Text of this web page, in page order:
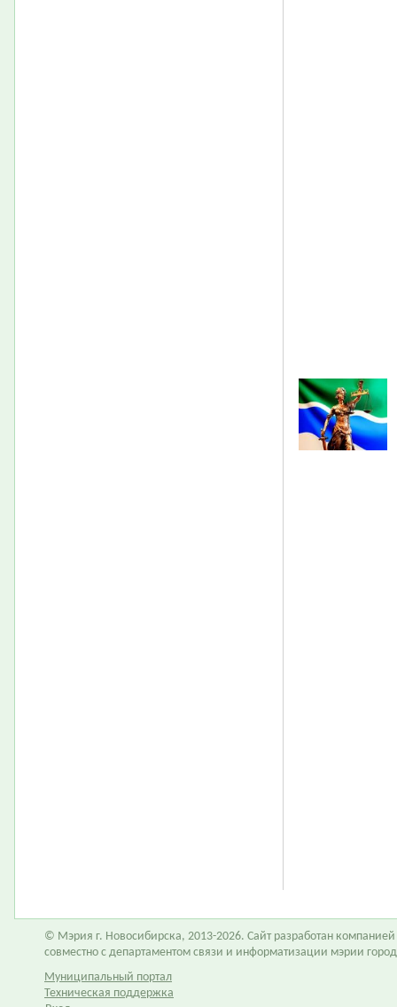
© Мэрия г. Новосибирска, 2013-2026. Сайт разработан компанией
совместно с департаментом связи и информатизации мэрии
Муниципальный портал
Техническая поддержка